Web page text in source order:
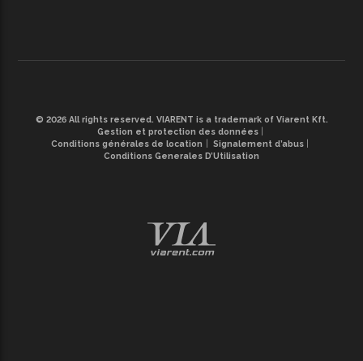
© 2026 All rights reserved. VIARENT is a trademark of Viarent Kft.
Gestion et protection des données
Conditions générales de location
Signalement d’abus
Conditions Generales D’Utilisation